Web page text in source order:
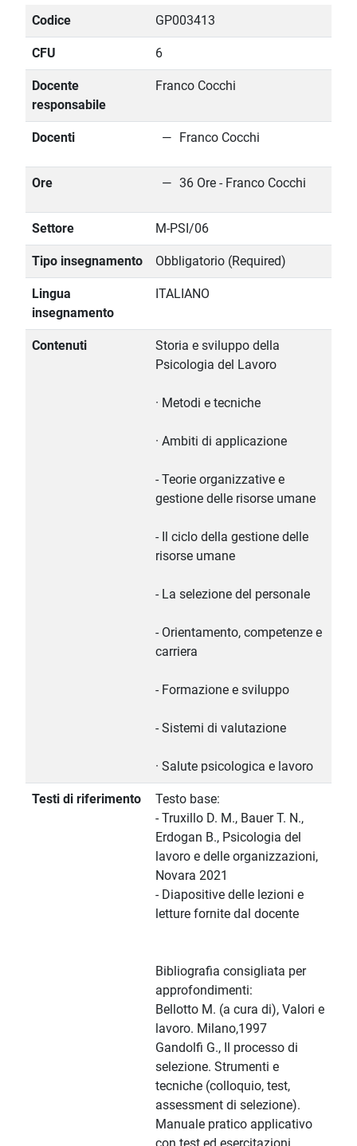
Codice GP003413
CFU 6
Docente
responsabile
Franco Cocchi
Docenti Franco Cocchi
Ore 36 Ore - Franco Cocchi
Settore M-PSI/06
Tipo insegnamento Obbligatorio (Required)
Lingua
insegnamento
ITALIANO
Contenuti
Storia e sviluppo della
Psicologia del Lavoro
· Metodi e tecniche
· Ambiti di applicazione
- Teorie organizzative e
gestione delle risorse umane
- Il ciclo della gestione delle
risorse umane
- La selezione del personale
- Orientamento, competenze e
carriera
- Formazione e sviluppo
- Sistemi di valutazione
· Salute psicologica e lavoro
Testi di riferimento
Testo base:
- Truxillo D. M., Bauer T. N.,
Erdogan B., Psicologia del
lavoro e delle organizzazioni,
Novara 2021
- Diapositive delle lezioni e
letture fornite dal docente
Bibliografia consigliata per
approfondimenti:
Bellotto M. (a cura di), Valori e
lavoro. Milano,1997
Gandolfi G., Il processo di
selezione. Strumenti e
tecniche (colloquio, test,
assessment di selezione).
Manuale pratico applicativo